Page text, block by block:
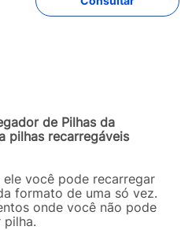
de Pilhas da
pilhas recarregáveis
você pode recarregar
formato de uma só vez.
onde você não pode
pilha.